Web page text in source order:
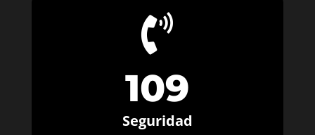

109
Seguridad